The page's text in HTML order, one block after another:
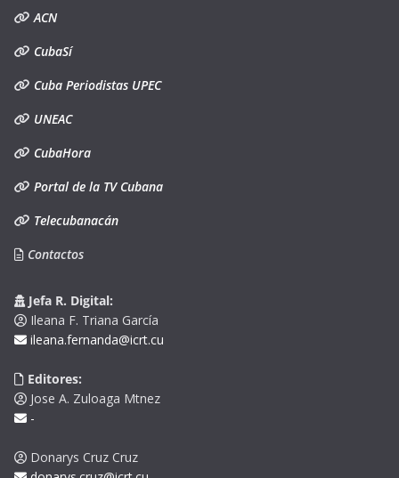
ACN
CubaSí
Cuba Periodistas UPEC
UNEAC
CubaHora
Portal de la TV Cubana
Telecubanacán
Contactos
Jefa R. Digital:
Ileana F. Triana García
ileana.fernanda@icrt.cu
Editores:
Jose A. Zuloaga Mtnez
-
Donarys Cruz Cruz